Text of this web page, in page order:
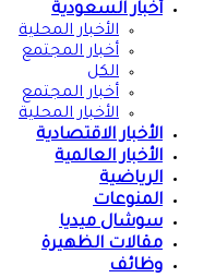
أخبار السعودية
الأخبار المحلية
أخبار المجتمع
الكل
أخبار المجتمع
الأخبار المحلية
الأخبار الاقتصادية
الأخبار العالمية
الرياضية
المنوعات
سوشال ميديا
مقالات الظهيرة
وظائف